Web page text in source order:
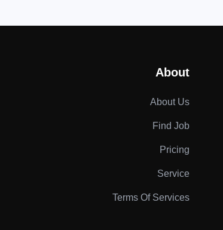
About
About Us
Find Job
Pricing
Service
Terms Of Services